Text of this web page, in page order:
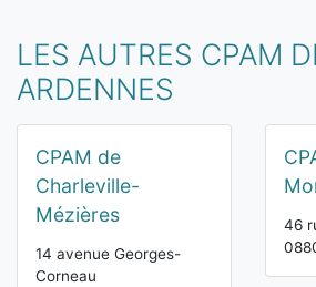
LES AUTRES CPAM
ARDENNES
CPAM de
Charleville-
Mézières
14 avenue Georges-
Corneau
46